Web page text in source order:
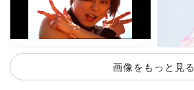
画像をもっと見る